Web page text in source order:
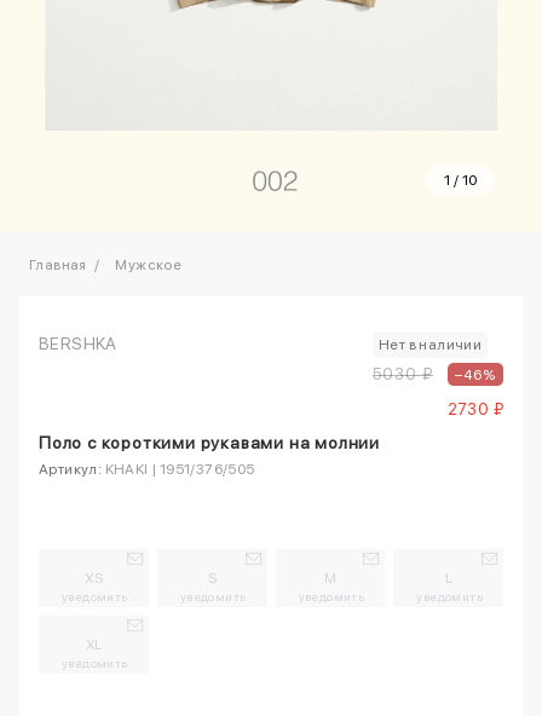
1 / 10
Главная Мужское
BERSHKA Нет в наличии
5030 ₽ –46%
2730 ₽
Поло с короткими рукавами на молнии
Артикул: KHAKI | 1951/376/505
XS
уведомить
S
уведомить
M
уведомить
L
уведомить
XL
уведомить